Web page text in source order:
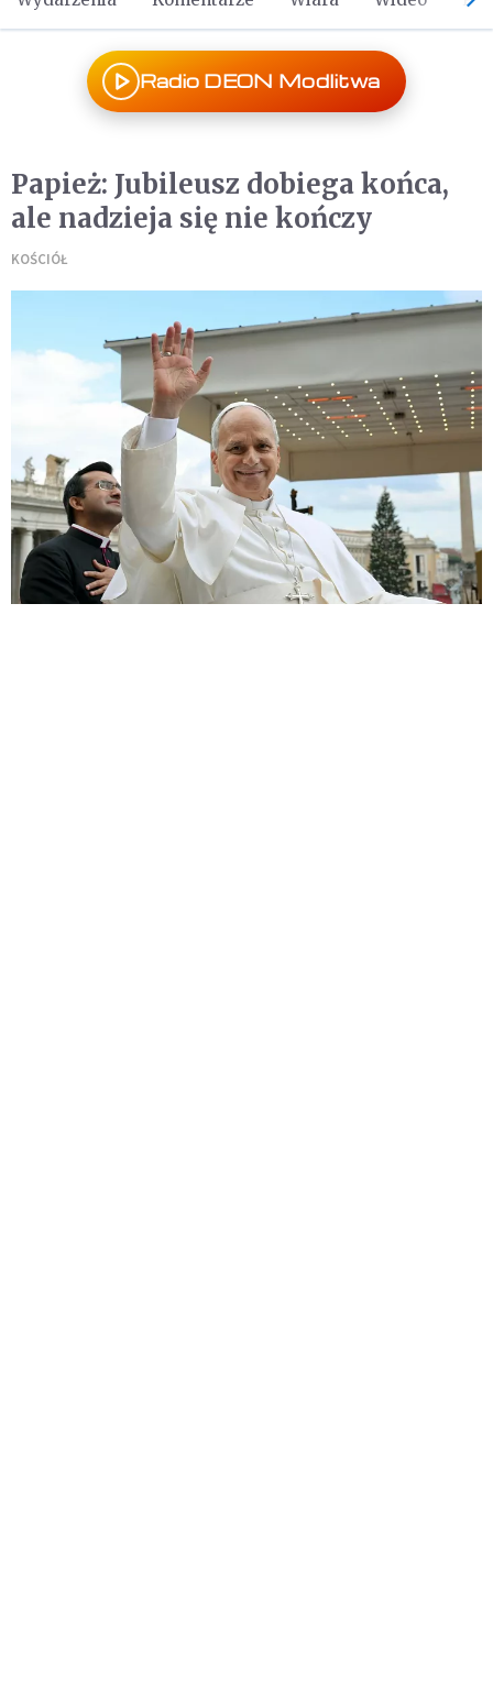
Radio DEON Modlitwa
Papież: Jubileusz dobiega końca,
ale nadzieja się nie kończy
KOŚCIÓŁ